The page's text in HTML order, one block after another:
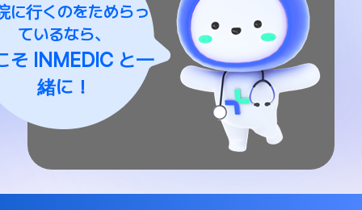
に行くのをためらっ
ているなら、
そ INMEDICと一
緒に！